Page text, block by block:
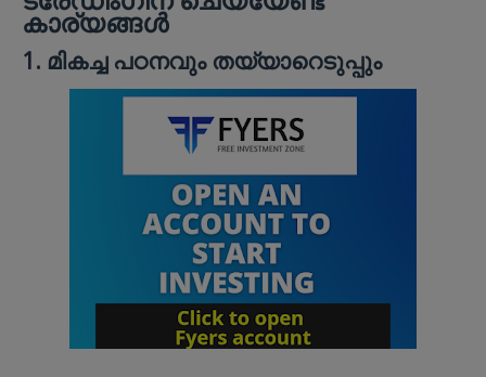
കാര്യങ്ങൾ
1. മികച്ച പഠനവും തയ്യാറെടുപ്പും